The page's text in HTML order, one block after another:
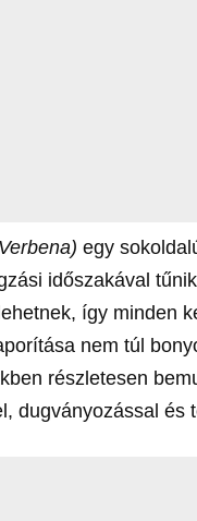
egy
időszakával
így minden
nem túl
részletesen
dugványozással és